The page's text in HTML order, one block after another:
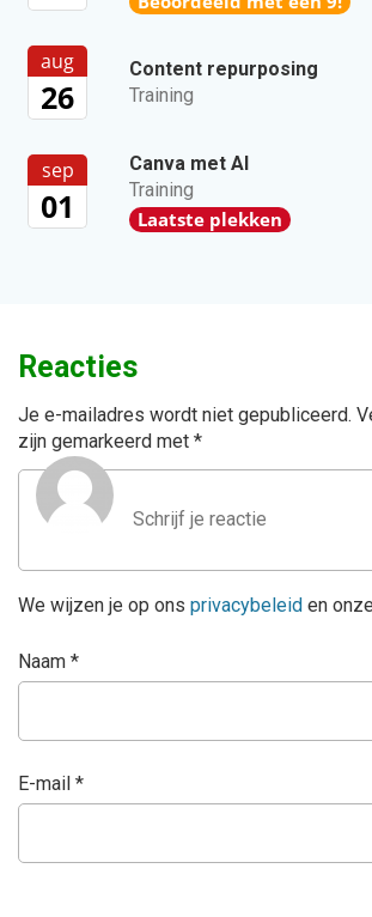
aug
26
Content repurposing
Training
sep
01
Canva met AI
Training
Laatste plekken
Reacties
Je e-mailadres wordt niet gepubliceerd.
zijn gemarkeerd met *
We wijzen je op ons privacybeleid en onze
Naam *
E-mail *